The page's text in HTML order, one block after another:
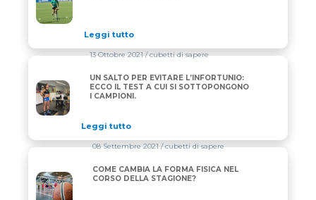
Leggi tutto
UN SALTO PER EVITARE L’INFORTUNIO: ECCO IL
13 Ottobre 2021/ cubetti di sapere
UN SALTO PER EVITARE L’INFORTUNIO:
ECCO IL TEST A CUI SI SOTTOPONGONO
I CAMPIONI.
Leggi tutto
COME CAMBIA LA FORMA FISICA NEL CORSO DELLA
08 Settembre 2021/ cubetti di sapere
COME CAMBIA LA FORMA FISICA NEL
CORSO DELLA STAGIONE?